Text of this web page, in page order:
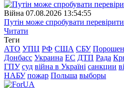
Війна 07.08.2026 13:54:55
Путін може спробувати
Читати
Теги
АТО УПЦ РФ США СБУ
Донбасс Украина ЕС ДТП Рада
ГПУ суд війна в Україні санкции
НАБУ пожар Польша выборы